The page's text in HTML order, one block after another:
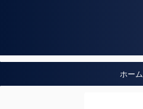
ホーム